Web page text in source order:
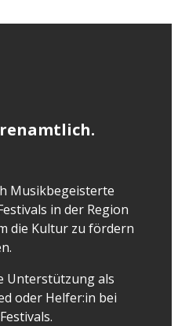
Musikbegeisterte
in der Region
die Kultur zu fördern
Unterstützung als
oder Helfer:in bei